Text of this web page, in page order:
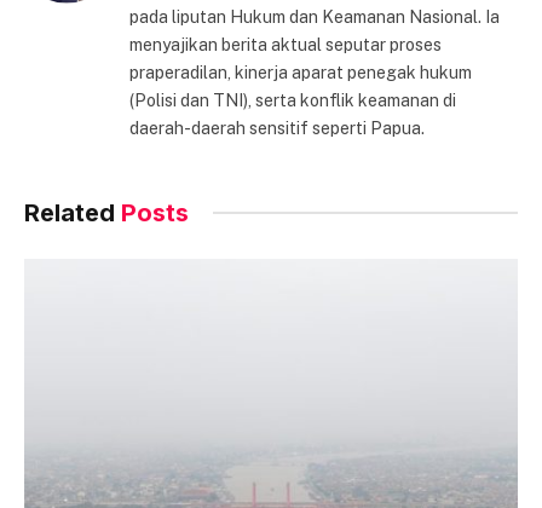
pada liputan Hukum dan Keamanan Nasional. Ia
menyajikan berita aktual seputar proses
praperadilan, kinerja aparat penegak hukum
(Polisi dan TNI), serta konflik keamanan di
daerah-daerah sensitif seperti Papua.
Related Posts